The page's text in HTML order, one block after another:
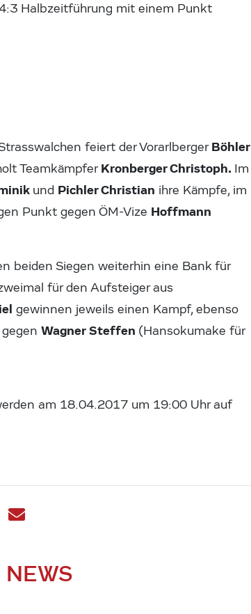
Halbzeitführung mit einem Punkt
feiert der VorarlbergerBöhler
TeamkämpferKronberger Christoph. Im
und Pichler Christian ihre Kämpfe, im
Punkt gegen ÖM-Vize Hoffmann
beiden Siegen weiterhin eine Bank für
für den Aufsteiger aus
gewinnen jeweils einen Kampf, ebenso
gegenWagner Steffen (Hansokumake für
am 18.04.2017 um 19:00 Uhr auf